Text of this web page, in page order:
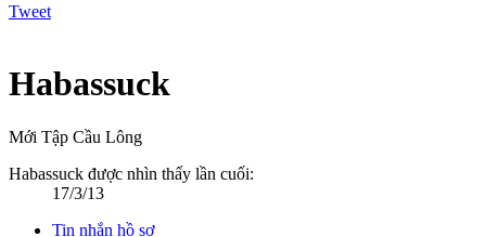
Tweet
Habassuck
Mới Tập Cầu Lông
Habassuck được nhìn thấy lần cuối:
17/3/13
Tin nhắn hồ sơ